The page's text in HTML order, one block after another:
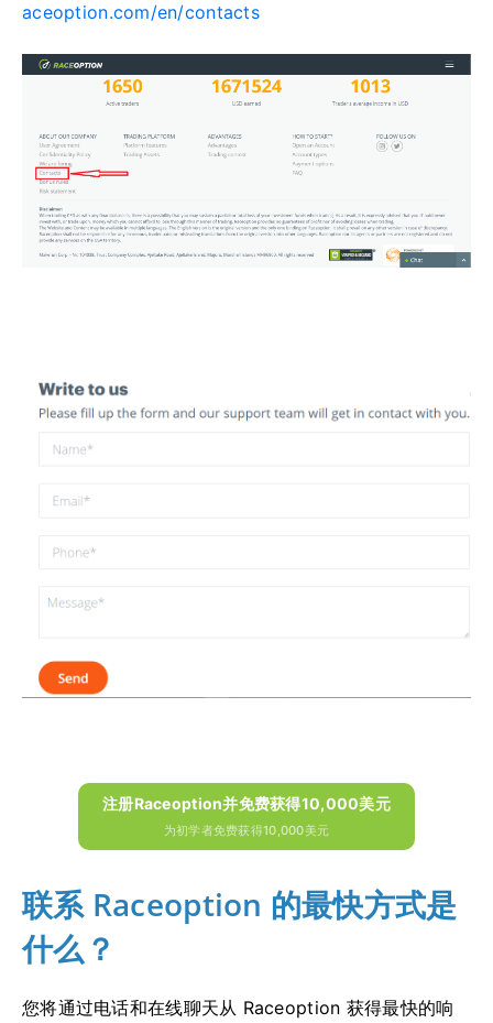
aceoption.com/en/contacts
注册Raceoption并免费获得10,000美元
为初学者免费获得10,000美元
联系 Raceoption 的最快方式是
什么？
您将通过电话和在线聊天从 Raceoption 获得最快的响